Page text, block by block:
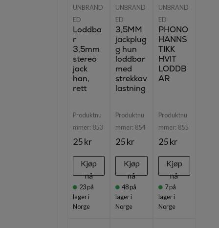
UNBRAND
ED
Loddba
r
3,5mm
stereo
jack
han,
rett
Produktnu
mmer: 853
25 kr
Kjøp
nå
23på
lager i
Norge
UNBRAND
ED
3,5MM
jackplug
g hun
loddbar
med
strekkav
lastning
Produktnu
mmer: 854
25 kr
Kjøp
nå
48på
lager i
Norge
UNBRAND
ED
PHONO
HANNS
TIKK
HVIT
LODDB
AR
Produktnu
mmer: 855
25 kr
Kjøp
nå
7 på
lager i
Norge